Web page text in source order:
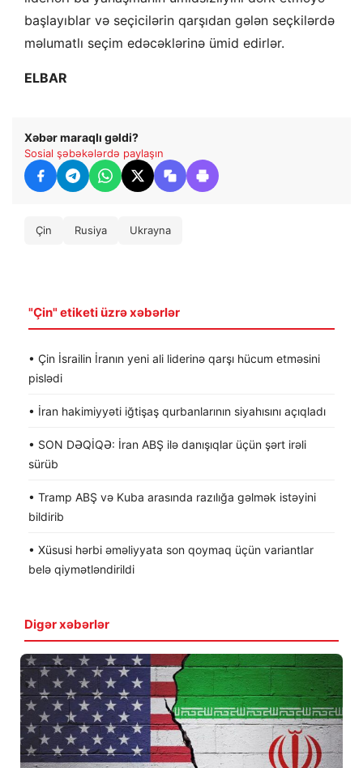
başlayıblar və seçicilərin qarşıdan gələn seçkilərdə
məlumatlı seçim edəcəklərinə ümid edirlər.
ELBAR
Xəbər maraqlı gəldi?
Sosial şəbəkələrdə paylaşın
Çin Rusiya Ukrayna
"Çin" etiketi üzrə xəbərlər
• Çin İsrailin İranın yeni ali liderinə qarşı hücum etməsini
pislədi
• İran hakimiyyəti iğtişaş qurbanlarının siyahısını açıqladı
• SON DƏQİQƏ: İran ABŞ ilə danışıqlar üçün şərt irəli
sürüb
• Tramp ABŞ və Kuba arasında razılığa gəlmək istəyini
bildirib
• Xüsusi hərbi əməliyyata son qoymaq üçün variantlar
belə qiymətləndirildi
Digər xəbərlər